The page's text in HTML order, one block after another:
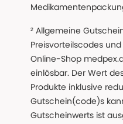
² Allgemeine
Preisvorteilscodes
Online-Shop
einlösbar. Der Wert
Produkte inklusive
Gutschein(code)s
Gutscheinwerts ist